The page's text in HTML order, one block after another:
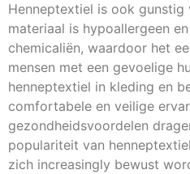
Henneptextiel is ook
materiaal is hypoallergeen
chemicaliën, waardoor het
mensen met een gevoelige
henneptextiel in kleding en
comfortabele en veilige
gezondheidsvoordelen
populariteit van
zich increasingly bewust